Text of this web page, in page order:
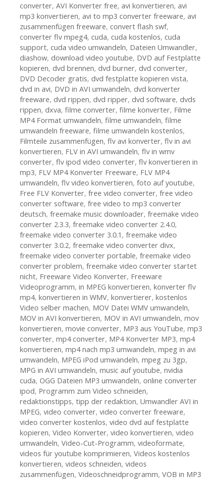
converter, AVI Konverter free, avi konvertieren, avi
mp3 konvertieren, avi to mp3 converter freeware, avi
zusammenfügen freeware, convert flash swf,
converter flv mpeg4, cuda, cuda kostenlos, cuda
support, cuda video umwandeln, Dateien Umwandler,
diashow, download video youtube, DVD auf Festplatte
kopieren, dvd brennen, dvd burner, dvd converter,
DVD Decoder gratis, dvd festplatte kopieren vista,
dvd in avi, DVD in AVI umwandeln, dvd konverter
freeware, dvd rippen, dvd ripper, dvd software, dvds
rippen, dxva, filme converter, filme konverter, Filme
MP4 Format umwandeln, filme umwandeln, filme
umwandeln freeware, filme umwandeln kostenlos,
Filmteile zusammenfügen, flv avi konverter, flv in avi
konvertieren, FLV in AVI umwandeln, flv in wmv
converter, flv ipod video converter, flv konvertieren in
mp3, FLV MP4 Konverter Freeware, FLV MP4
umwandeln, flv video konvertieren, foto auf youtube,
Free FLV Konverter, free video converter, free video
converter software, free video to mp3 converter
deutsch, freemake music downloader, freemake video
converter 2.3.3, freemake video converter 2.4.0,
freemake video converter 3.0.1 , freemake video
converter 3.0.2, freemake video converter divx,
freemake video converter portable, freemake video
converter problem, freemake video converter startet
nicht, Freeware Video Konverter, Freeware
Videoprogramm, in MPEG konvertieren, konverter flv
mp4, konvertieren in WMV, konvertierer, kostenlos
Video selber machen, MOV Datei WMV umwandeln,
MOV in AVI konvertieren, MOV in AVI umwandeln, mov
konvertieren, movie converter, MP3 aus YouTube, mp3
converter, mp4 converter, MP4 Konverter MP3, mp4
konvertieren, mp4 nach mp3 umwandeln, mpeg in avi
umwandeln, MPEG iPod umwandeln, mpeg zu 3gp,
MPG in AVI umwandeln, music auf youtube, nvidia
cuda, OGG Dateien MP3 umwandeln, online converter
ipod, Programm zum Video schneiden,
redaktionstipps, tipp der redaktion, Umwandler AVI in
MPEG, video converter, video converter freeware,
video converter kostenlos, video dvd auf festplatte
kopieren, Video Konverter, video konvertieren, video
umwandeln, Video-Cut-Programm, videoformate,
videos für youtube komprimieren, Videos kostenlos
konvertieren, videos schneiden, videos
zusammenfügen, Videoschneidprogramm, VOB in MP3